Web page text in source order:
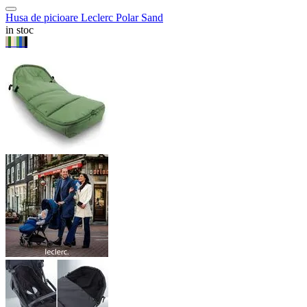
Husa de picioare Leclerc Polar Sand
in stoc